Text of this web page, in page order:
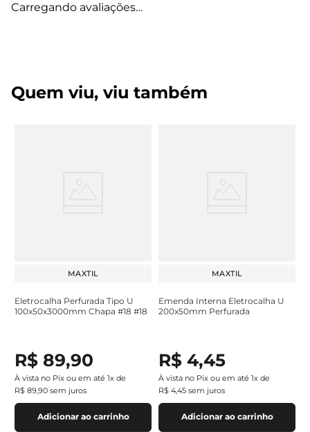
Carregando avaliações…
Quem viu, viu também
MAXTIL
Eletrocalha Perfurada Tipo U
100x50x3000mm Chapa #18 #18
R$ 89,90
À vista no Pix ou em até 1x de
R$ 89,90 sem juros
Adicionar ao carrinho
MAXTIL
Emenda Interna Eletrocalha U
200x50mm Perfurada
R$ 4,45
À vista no Pix ou em até 1x de
R$ 4,45 sem juros
Adicionar ao carrinho